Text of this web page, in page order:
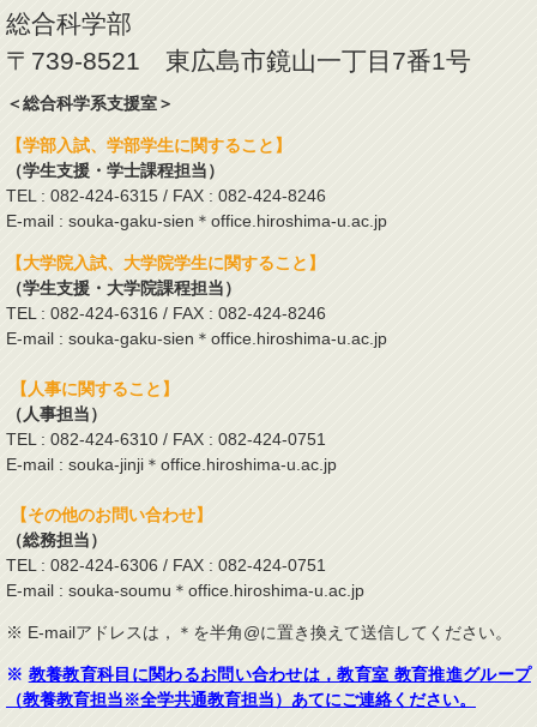
総合科学部
〒739-8521 東広島市鏡山一丁目7番1号
＜総合科学系支援室＞
【学部入試、学部学生に関すること】
（学生支援・学士課程担当）
TEL : 082-424-6315 / FAX : 082-424-8246
E-mail : souka-gaku-sien＊office.hiroshima-u.ac.jp
【大学院入試、大学院学生に関すること】
（学生支援・大学院課程担当）
TEL : 082-424-6316 / FAX : 082-424-8246
E-mail : souka-gaku-sien＊office.hiroshima-u.ac.jp
【人事に関すること】
（人事担当）
TEL : 082-424-6310 / FAX : 082-424-0751
E-mail : souka-jinji＊office.hiroshima-u.ac.jp
【その他のお問い合わせ】
（総務担当）
TEL : 082-424-6306 / FAX : 082-424-0751
E-mail : souka-soumu＊office.hiroshima-u.ac.jp
※ E-mailアドレスは，＊を半角@に置き換えて送信してください。
※ 教養教育科目に関わるお問い合わせは，教育室 教育推進グループ
（教養教育担当※全学共通教育担当）あてにご連絡ください。